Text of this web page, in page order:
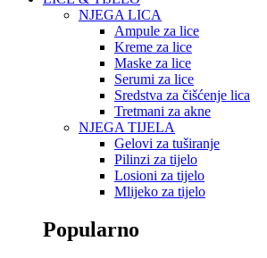
NJEGA LICA
Ampule za lice
Kreme za lice
Maske za lice
Serumi za lice
Sredstva za čišćenje lica
Tretmani za akne
NJEGA TIJELA
Gelovi za tuširanje
Pilinzi za tijelo
Losioni za tijelo
Mlijeko za tijelo
Popularno